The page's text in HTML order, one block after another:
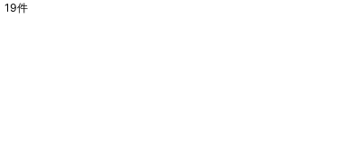
19件